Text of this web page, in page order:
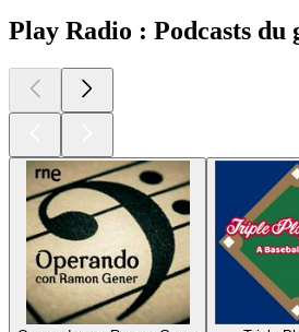
Play Radio : Podcasts du